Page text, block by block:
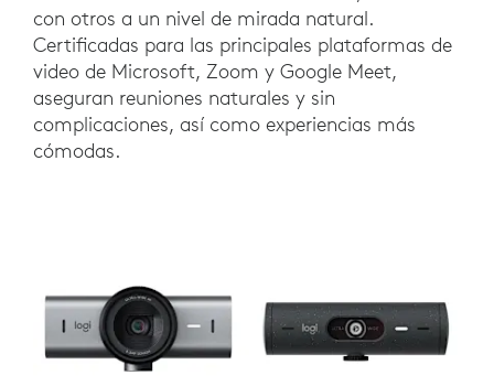
con otros a un nivel de mirada natural.
Certificadas para las principales plataformas de
video de Microsoft, Zoom y Google Meet,
aseguran reuniones naturales y sin
complicaciones, así como experiencias más
cómodas.